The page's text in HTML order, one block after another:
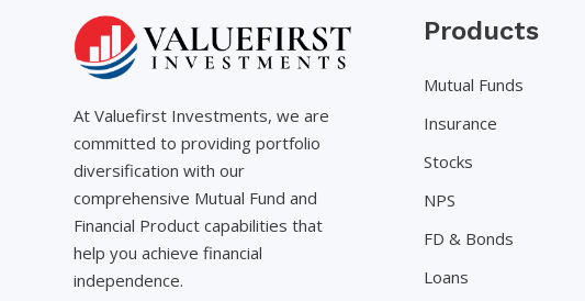
At Valuefirst Investments, we are
committed to providing portfolio
diversification with our
comprehensive Mutual Fund and
Financial Product capabilities that
help you achieve financial
independence.
Products
Mutual Funds
Insurance
Stocks
NPS
FD & Bonds
Loans